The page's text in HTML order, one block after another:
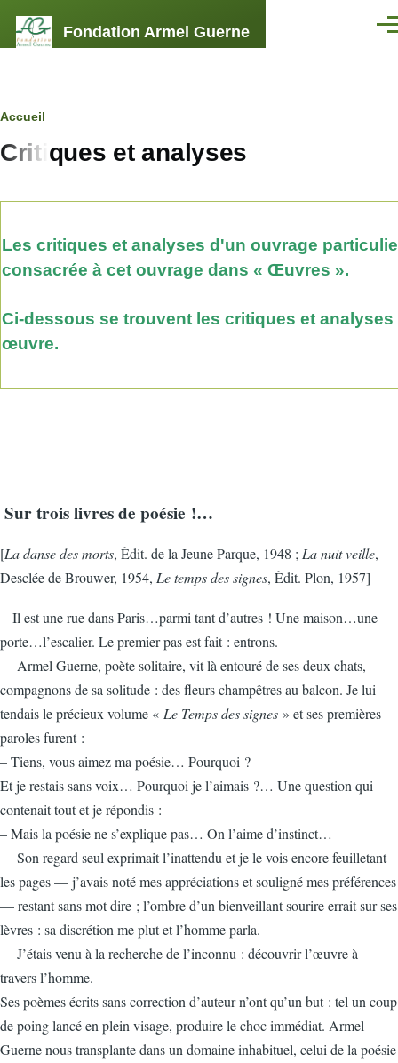
Fondation Armel Guerne
Fil
d'Ariane
Accueil
Critiques et analyses
Les critiques et analyses d'un ouvrage
consacrée à cet ouvrage dans « Œuvres ».
Ci-dessous se trouvent les critiques et
œuvre.
Sur trois livres de poésie !…
[La danse des morts, Édit. de la Jeune Parque, 1948 ; La nuit veille,
Desclée de Brouwer, 1954, Le temps des signes, Édit. Plon, 1957]
Il est une rue dans Paris…parmi tant d’autres ! Une maison…une
porte…l’escalier. Le premier pas est fait : entrons.
Armel Guerne, poète solitaire, vit là entouré de ses deux chats,
compagnons de sa solitude : des fleurs champêtres au balcon. Je lui
tendais le précieux volume « Le Temps des signes » et ses premières
paroles furent :
– Tiens, vous aimez ma poésie… Pourquoi ?
Et je restais sans voix… Pourquoi je l’aimais ?… Une question qui
contenait tout et je répondis :
– Mais la poésie ne s’explique pas… On l’aime d’instinct…
Son regard seul exprimait l’inattendu et je le vois encore feuilletant
les pages — j’avais noté mes appréciations et souligné mes préférences
— restant sans mot dire ; l’ombre d’un bienveillant sourire errait sur ses
lèvres : sa discrétion me plut et l’homme parla.
J’étais venu à la recherche de l’inconnu : découvrir l’œuvre à
travers l’homme.
Ses poèmes écrits sans correction d’auteur n’ont qu’un but : tel un coup
de poing lancé en plein visage, produire le choc immédiat. Armel
Guerne nous transplante dans un domaine inhabituel, celui de la poésie